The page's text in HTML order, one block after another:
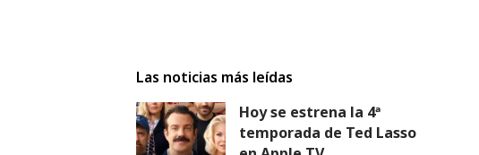
Las noticias más leídas
Hoy se estrena la 4ª
temporada de Ted Lasso